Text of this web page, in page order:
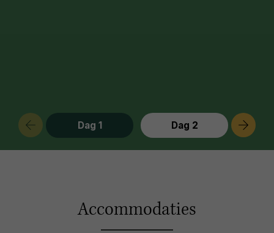
Dag 1 Dag 2
Accommodaties